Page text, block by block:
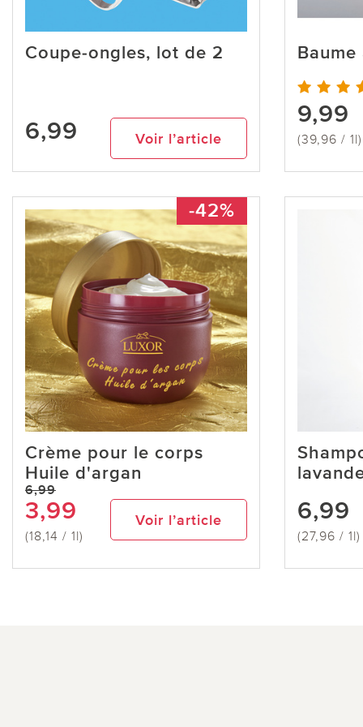
Coupe-ongles, lot de 2
6,99 Voir l’article
9,99
(39,96 / 1l)
-42%
Crème pour le corps
Huile d'argan
6,99
3,99
(18,14 / 1l)
Voir l’article 6,99
(27,96 / 1l)